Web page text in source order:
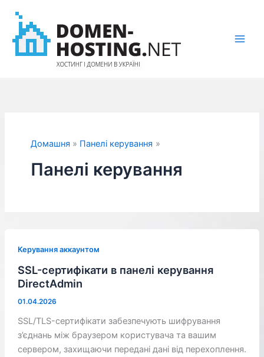
вмісту
Домашня Панелі керування
Панелі керування
Керування аккаунтом
SSL-сертифікати в панелі керування
DirectAdmin
01.04.2026
SSL/TLS-сертифікати забезпечують шифрування
з’єднань між браузером користувача та вашим
сервером, захищаючи передані дані від перехоплення.